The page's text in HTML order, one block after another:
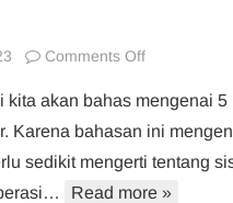
Comments Offon
Persiapan
Sebelum
Menginstal
Komputer
kita akan bahas mengenai
Karena bahasan ini
sedikit mengerti tentang
Read more »